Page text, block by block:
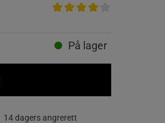
På lager
14 dagers angrerett